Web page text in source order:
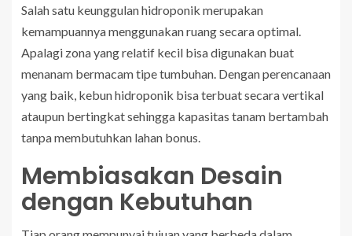
Salah satu keunggulan hidroponik merupakan
kemampuannya menggunakan ruang secara optimal.
Apalagi zona yang relatif kecil bisa digunakan buat
menanam bermacam tipe tumbuhan. Dengan perencanaan
yang baik, kebun hidroponik bisa terbuat secara vertikal
ataupun bertingkat sehingga kapasitas tanam bertambah
tanpa membutuhkan lahan bonus.
Membiasakan Desain
dengan Kebutuhan